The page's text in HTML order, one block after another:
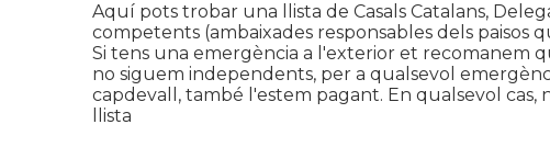
Aquí pots trobar una llista de Casals Catalans,
competents (ambaixades responsables dels paisos
Si tens una emergència a l'exterior et recomanem
no siguem independents, per a qualsevol
capdevall, també l'estem pagant. En qualsevol cas,
llista